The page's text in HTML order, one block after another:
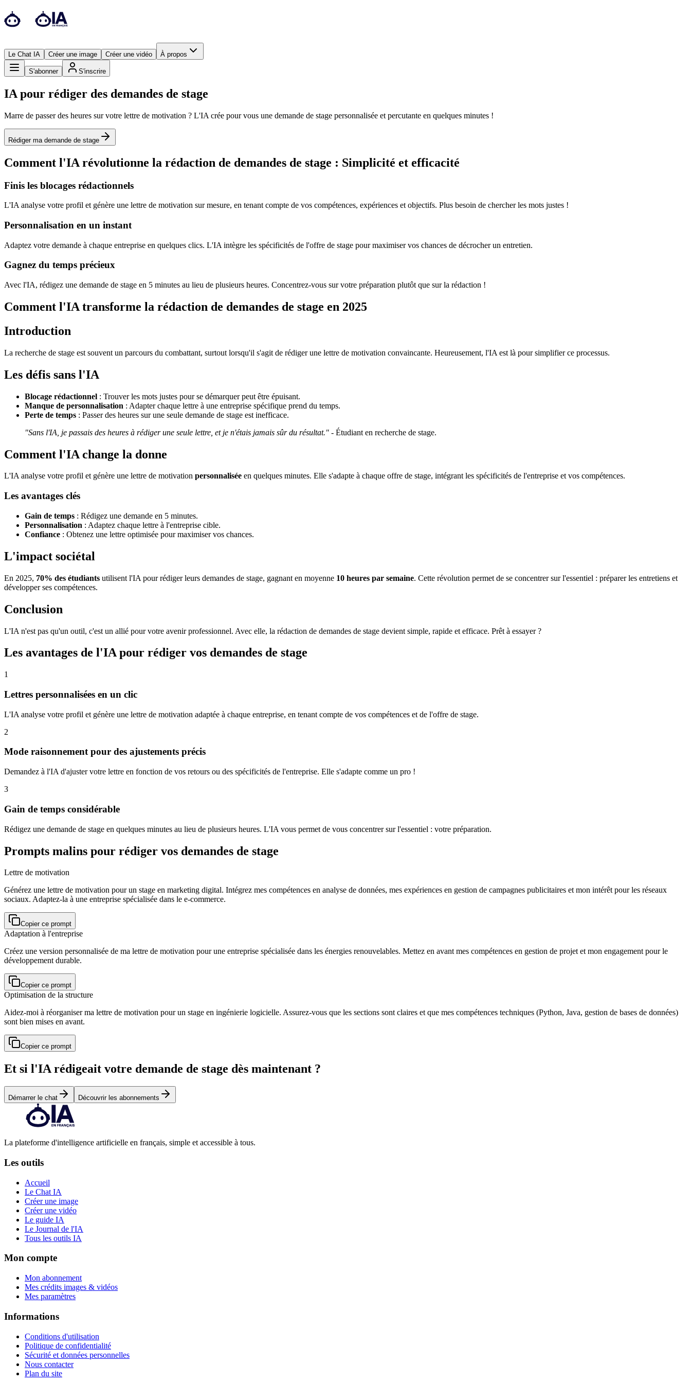
Le Chat IA Créer une image Créer une vidéo À propos
S'abonner S'inscrire
IA pour rédiger des demandes de stage
Marre de passer des heures sur votre lettre de motivation ? L'IA crée pour vous une demande de stage personnalisée et percutante en quelques minutes !
Rédiger ma demande de stage
Comment l'IA révolutionne la rédaction de demandes de stage : Simplicité et efficacité
Finis les blocages rédactionnels
L'IA analyse votre profil et génère une lettre de motivation sur mesure, en tenant compte de vos compétences, expériences et objectifs. Plus besoin de chercher les mots justes !
Personnalisation en un instant
Adaptez votre demande à chaque entreprise en quelques clics. L'IA intègre les spécificités de l'offre de stage pour maximiser vos chances de décrocher un entretien.
Gagnez du temps précieux
Avec l'IA, rédigez une demande de stage en 5 minutes au lieu de plusieurs heures. Concentrez-vous sur votre préparation plutôt que sur la rédaction !
Comment l'IA transforme la rédaction de demandes de stage en 2025
Introduction
La recherche de stage est souvent un parcours du combattant, surtout lorsqu'il s'agit de rédiger une lettre de motivation convaincante. Heureusement, l'IA est là pour simplifier ce processus.
Les défis sans l'IA
Blocage rédactionnel : Trouver les mots justes pour se démarquer peut être épuisant.
Manque de personnalisation : Adapter chaque lettre à une entreprise spécifique prend du temps.
Perte de temps : Passer des heures sur une seule demande de stage est inefficace.
"Sans l'IA, je passais des heures à rédiger une seule lettre, et je n'étais jamais sûr du résultat." - Étudiant en recherche de stage.
Comment l'IA change la donne
L'IA analyse votre profil et génère une lettre de motivation personnalisée en quelques minutes. Elle s'adapte à chaque offre de stage, intégrant les spécificités de l'entreprise et vos compétences.
Les avantages clés
Gain de temps : Rédigez une demande en 5 minutes.
Personnalisation : Adaptez chaque lettre à l'entreprise cible.
Confiance : Obtenez une lettre optimisée pour maximiser vos chances.
L'impact sociétal
En 2025, 70% des étudiants utilisent l'IA pour rédiger leurs demandes de stage, gagnant en moyenne 10 heures par semaine. Cette révolution permet de se concentrer sur l'essentiel : préparer les entretiens et
développer ses compétences.
Conclusion
L'IA n'est pas qu'un outil, c'est un allié pour votre avenir professionnel. Avec elle, la rédaction de demandes de stage devient simple, rapide et efficace. Prêt à essayer ?
Les avantages de l'IA pour rédiger vos demandes de stage
1
Lettres personnalisées en un clic
L'IA analyse votre profil et génère une lettre de motivation adaptée à chaque entreprise, en tenant compte de vos compétences et de l'offre de stage.
2
Mode raisonnement pour des ajustements précis
Demandez à l'IA d'ajuster votre lettre en fonction de vos retours ou des spécificités de l'entreprise. Elle s'adapte comme un pro !
3
Gain de temps considérable
Rédigez une demande de stage en quelques minutes au lieu de plusieurs heures. L'IA vous permet de vous concentrer sur l'essentiel : votre préparation.
Prompts malins pour rédiger vos demandes de stage
Lettre de motivation
Générez une lettre de motivation pour un stage en marketing digital. Intégrez mes compétences en analyse de données, mes expériences en gestion de campagnes publicitaires et mon intérêt pour les réseaux
sociaux. Adaptez-la à une entreprise spécialisée dans le e-commerce.
Copier ce prompt
Adaptation à l'entreprise
Créez une version personnalisée de ma lettre de motivation pour une entreprise spécialisée dans les énergies renouvelables. Mettez en avant mes compétences en gestion de projet et mon engagement pour le
développement durable.
Copier ce prompt
Optimisation de la structure
Aidez-moi à réorganiser ma lettre de motivation pour un stage en ingénierie logicielle. Assurez-vous que les sections sont claires et que mes compétences techniques (Python, Java, gestion de bases de données)
sont bien mises en avant.
Copier ce prompt
Et si l'IA rédigeait votre demande de stage dès maintenant ?
Démarrer le chat Découvrir les abonnements
La plateforme d'intelligence artificielle en français, simple et accessible à tous.
Les outils
Accueil
Le Chat IA
Créer une image
Créer une vidéo
Le guide IA
Le Journal de l'IA
Tous les outils IA
Mon compte
Mon abonnement
Mes crédits images & vidéos
Mes paramètres
Informations
Conditions d'utilisation
Politique de confidentialité
Sécurité et données personnelles
Nous contacter
Plan du site